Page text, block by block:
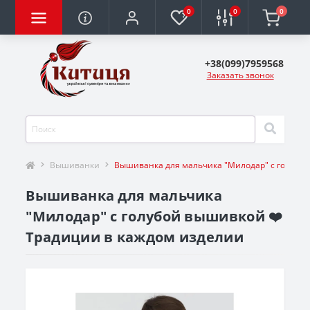
0 0 0
+38(099)7959568
Заказать звонок
Вышиванки Вышиванка для мальчика "Милодар" с
Вышиванка для мальчика
"Милодар" с голубой вышивкой ❤️
Традиции в каждом изделии